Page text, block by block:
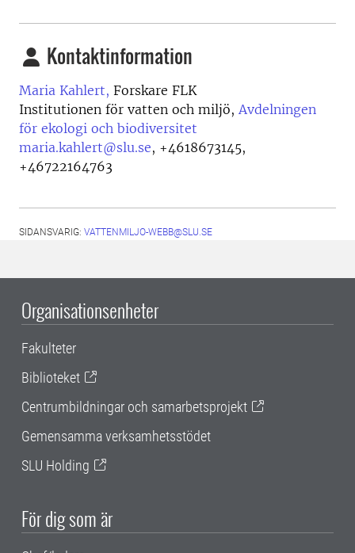
Kontaktinformation
Maria Kahlert, Forskare FLK
Institutionen för vatten och miljö, Avdelningen
för ekologi och biodiversitet
maria.kahlert@slu.se, +4618673145,
+46722164763
SIDANSVARIG: VATTENMILJO-WEBB@SLU.SE
Organisationsenheter
Fakulteter
Biblioteket
Centrumbildningar och samarbetsprojekt
Gemensamma verksamhetsstödet
SLU Holding
För dig som är